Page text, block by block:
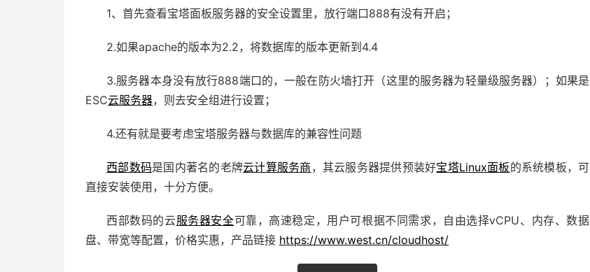
1、首先查看宝塔面板服务器的安全设置里，放行端口888有没有开启；
2.如果apache的版本为2.2，将数据库的版本更新到4.4
3.服务器本身没有放行888端口的，一般在防火墙打开（这里的服务器为轻量级服务器）；如果是
ESC云服务器，则去安全组进行设置；
4.还有就是要考虑宝塔服务器与数据库的兼容性问题
西部数码是国内著名的老牌云计算服务商 ，其云服务器提供预装好宝塔Linux面板的系统模板，可
直接安装使用，十分方便。
西部数码的云服务器安全可靠，高速稳定，用户可根据不同需求，自由选择vCPU、内存、数据
盘、带宽等配置，价格实惠，产品链接 https://www.west.cn/cloudhost/